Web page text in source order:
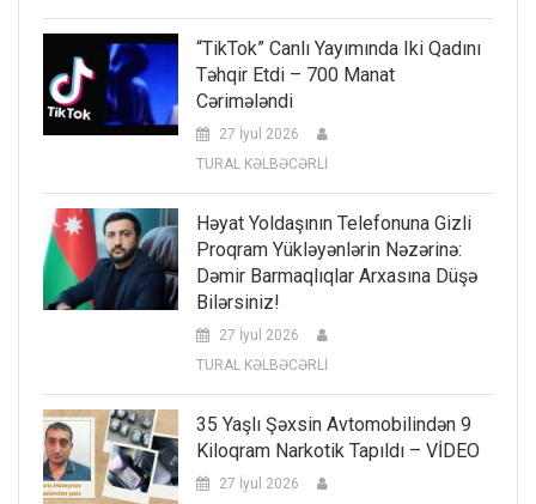
“TikTok” Canlı Yayımında Iki Qadını
Təhqir Etdi – 700 Manat
Cərimələndi
27 İyul 2026
TURAL KƏLBƏCƏRLİ
Həyat Yoldaşının Telefonuna Gizli
Proqram Yükləyənlərin Nəzərinə:
Dəmir Barmaqlıqlar Arxasına Düşə
Bilərsiniz!
27 İyul 2026
TURAL KƏLBƏCƏRLİ
35 Yaşlı Şəxsin Avtomobilindən 9
Kiloqram Narkotik Tapıldı – VİDEO
27 İyul 2026